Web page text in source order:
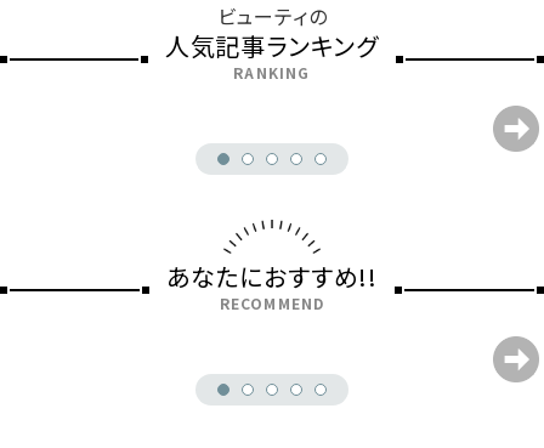
ビューティの
人気記事ランキング
RANKING
あなたにおすすめ!!
RECOMMEND